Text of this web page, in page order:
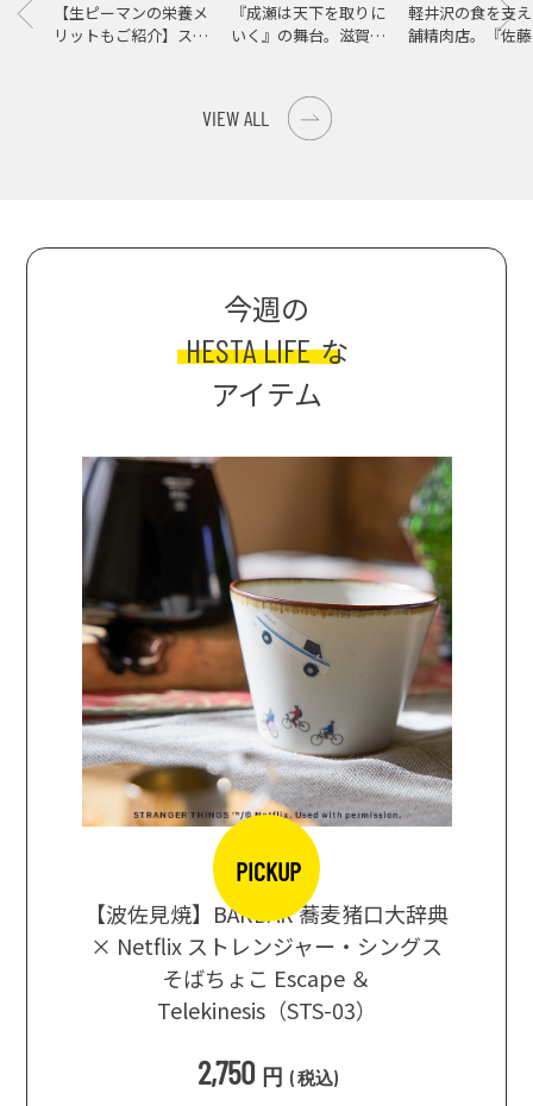
【生ピーマンの栄養メ
リットもご紹介】スパ
『成瀬は天下を取りに
いく』の舞台。滋賀県
軽井沢の食を支
舗精肉店。『佐
VIEW ALL
今週の
HESTA LIFE な
アイテム
PICKUP
【波佐見焼】BARBAR 蕎麦猪口大辞典
× Netflix ストレンジャー・シングス
そばちょこ Escape ＆
Telekinesis（STS-03）
2,750円 (税込)